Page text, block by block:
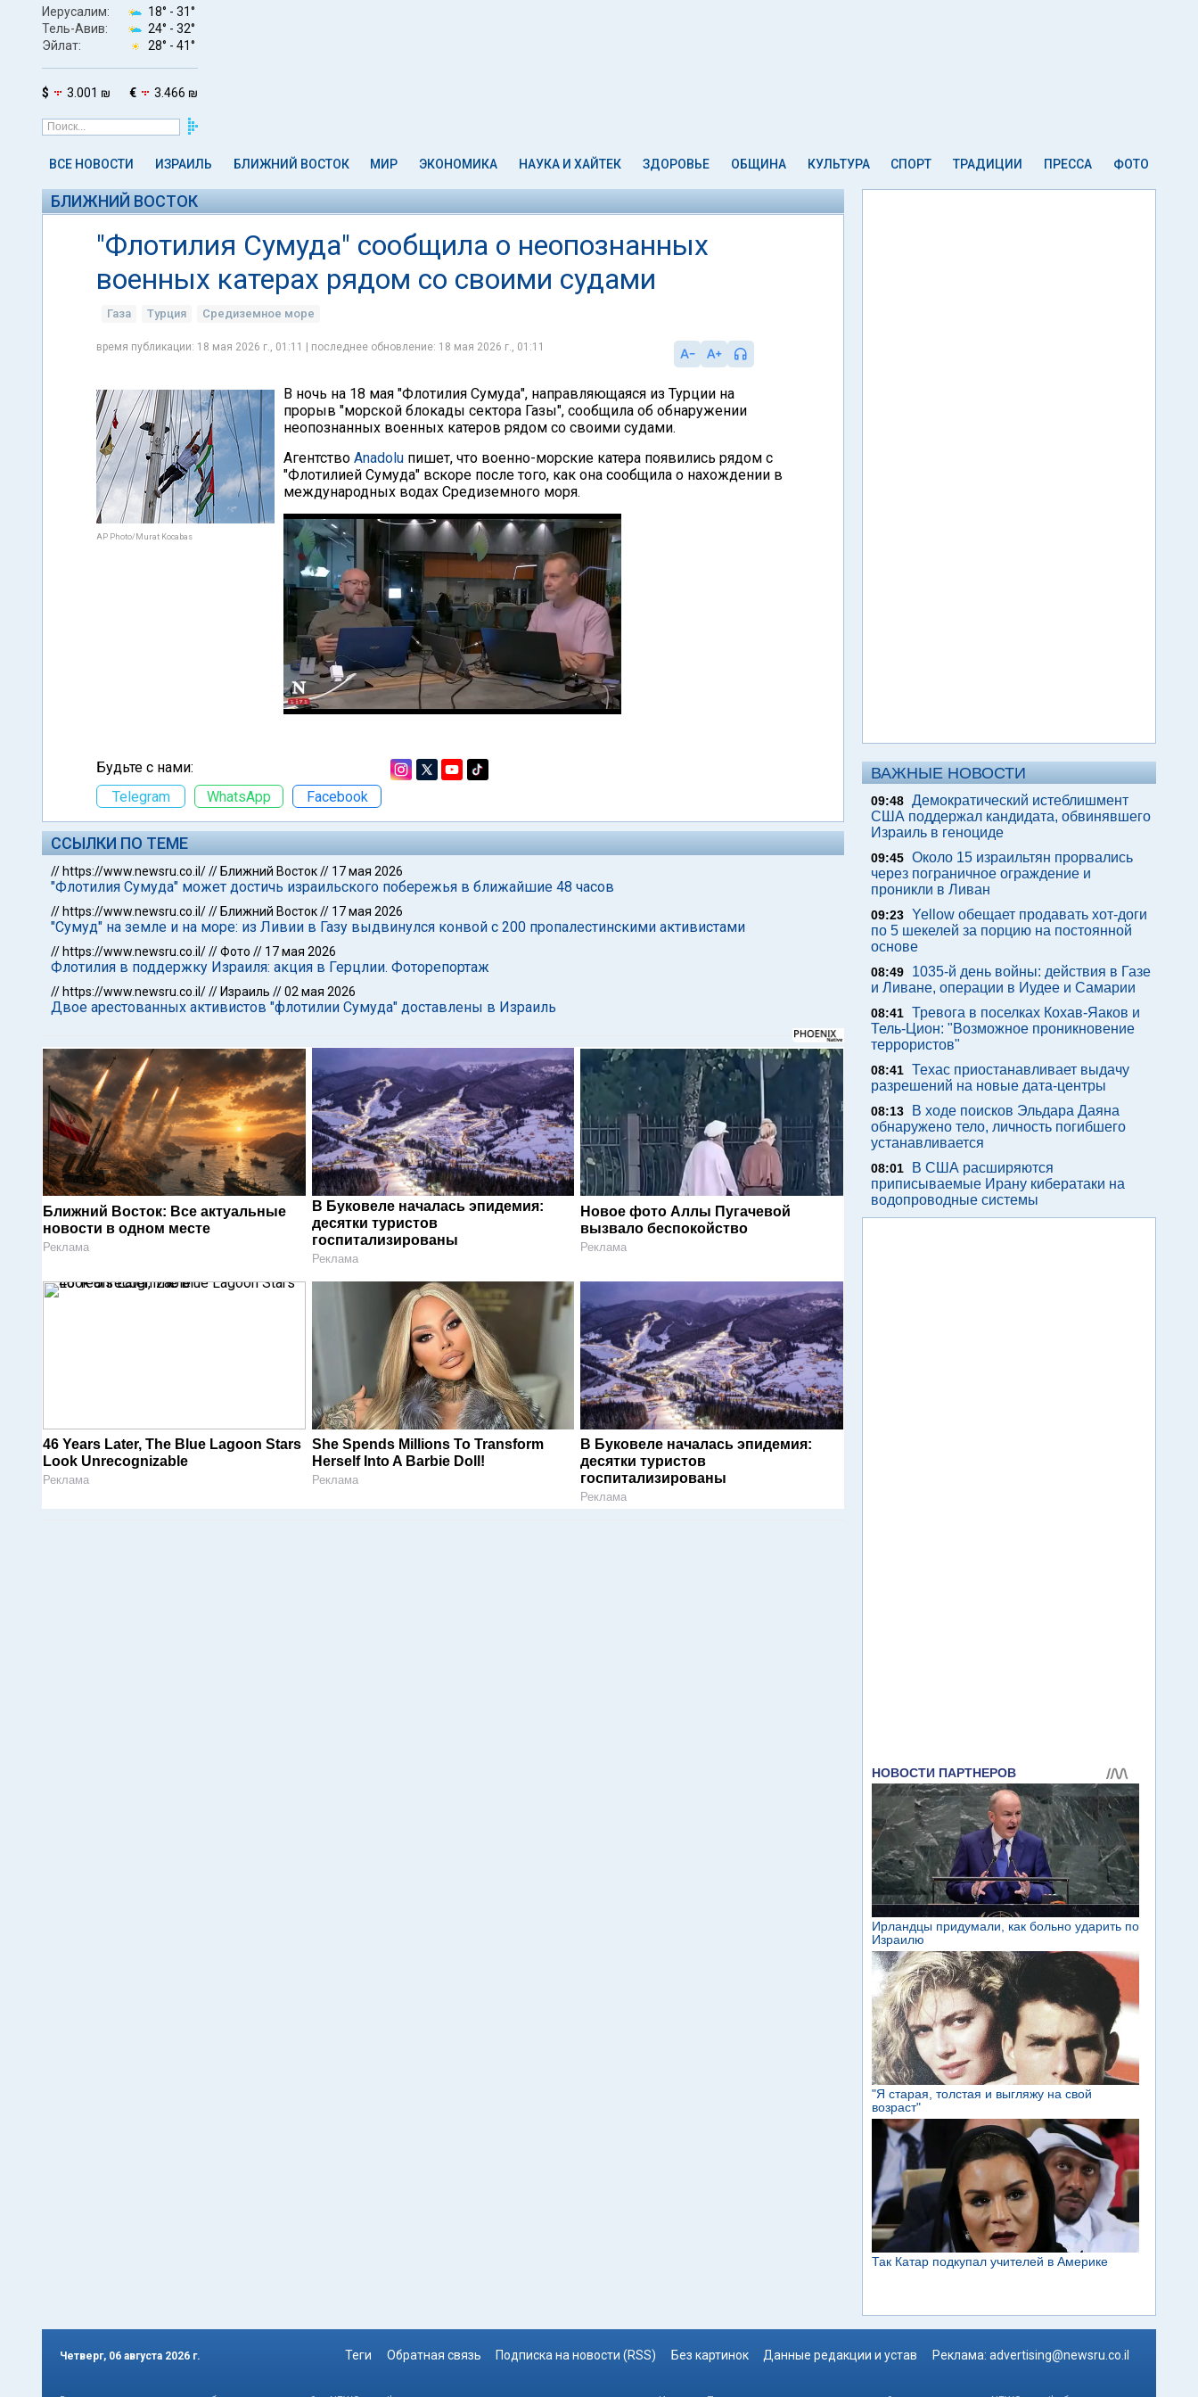
Иерусалим: 18° - 31°
Тель-Авив:
24° - 32°
Эйлат:
28° - 41°
$ 3.001 ₪ € 3.466 ₪
ВСЕ НОВОСТИ ИЗРАИЛЬ БЛИЖНИЙ ВОСТОК МИР ЭКОНОМИКА НАУКА И ХАЙТЕК ЗДОРОВЬЕ ОБЩИНА КУЛЬТУРА СПОРТ ТРАДИЦИИ ПРЕССА ФОТО
БЛИЖНИЙ ВОСТОК
"Флотилия Сумуда" сообщила о неопознанных
военных катерах рядом со своими судами
Газа Турция Средиземное море
время публикации: 18 мая 2026 г., 01:11 | последнее обновление: 18 мая 2026 г., 01:11
AP Photo/Murat Kocabas
В ночь на 18 мая "Флотилия Сумуда", направляющаяся из Турции на
прорыв "морской блокады сектора Газы", сообщила об обнаружении
неопознанных военных катеров рядом со своими судами.
Агентство Anadolu пишет, что военно-морские катера появились рядом с
"Флотилией Сумуда" вскоре после того, как она сообщила о нахождении в
международных водах Средиземного моря.
Будьте с нами:
Telegram
WhatsApp Facebook
ССЫЛКИ ПО ТЕМЕ
// https://www.newsru.co.il/// Ближний Восток// 17 мая 2026
"Флотилия Сумуда" может достичь израильского побережья в ближайшие 48 часов
// https://www.newsru.co.il/// Ближний Восток// 17 мая 2026
"Сумуд" на земле и на море: из Ливии в Газу выдвинулся конвой с 200 пропалестинскими активистами
// https://www.newsru.co.il///Фото // 17 мая 2026
Флотилия в поддержку Израиля: акция в Герцлии. Фоторепортаж
// https://www.newsru.co.il/// Израиль //02 мая 2026
Двое арестованных активистов "флотилии Сумуда" доставлены в Израиль
Ближний Восток: Все актуальные
новости в одном месте
Реклама
В Буковеле началась эпидемия:
десятки туристов
госпитализированы
Реклама
Новое фото Аллы Пугачевой
вызвало беспокойство
Реклама
46 Years Later, The Blue Lagoon Stars
Look Unrecognizable
Реклама
She Spends Millions To Transform
Herself Into A Barbie Doll!
Реклама
В Буковеле началась эпидемия:
десятки туристов
госпитализированы
Реклама
ВАЖНЫЕ НОВОСТИ
09:48 Демократический истеблишмент
США поддержал кандидата, обвинявшего
Израиль в геноциде
09:45 Около 15 израильтян прорвались
через пограничное ограждение и
проникли в Ливан
09:23 Yellow обещает продавать хот-доги
по 5 шекелей за порцию на постоянной
основе
08:49
1035-й день войны: действия в Газе
и Ливане, операции в Иудее и Самарии
08:41 Тревога в поселках Кохав-Яаков и
Тель-Цион: "Возможное проникновение
террористов"
08:41 Техас приостанавливает выдачу
разрешений на новые дата-центры
08:13
В ходе поисков Эльдара Даяна
обнаружено тело, личность погибшего
устанавливается
08:01
В США расширяются
приписываемые Ирану кибератаки на
водопроводные системы
Четверг, 06 августа 2026 г. Теги Обратная связь Подписка на новости (RSS) Без картинок Данные редакции и устав Реклама: advertising@newsru.co.il